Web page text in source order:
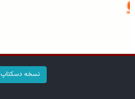
نسخه دسکتاپ